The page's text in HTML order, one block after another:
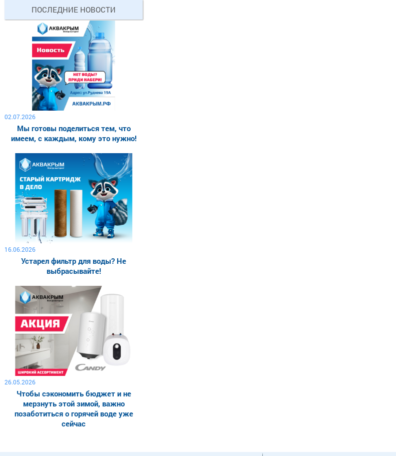
ПОСЛЕДНИЕ НОВОСТИ
02.07.2026
Мы готовы поделиться тем, что
имеем, с каждым, кому это нужно!
16.06.2026
Устарел фильтр для воды? Не
выбрасывайте!
26.05.2026
Чтобы сэкономить бюджет и не
мерзнуть этой зимой, важно
позаботиться о горячей воде уже
сейчас